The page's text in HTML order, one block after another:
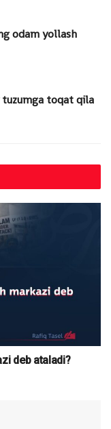
odam yollash
toqat qila
deb ataladi?